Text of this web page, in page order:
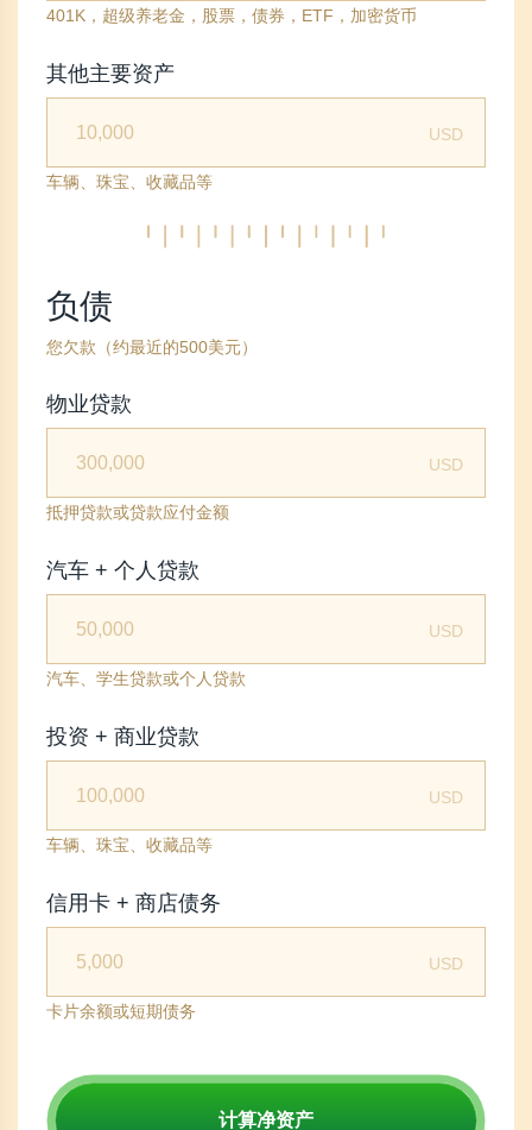
401K，超级养老金，股票，债券，ETF，加密货币
其他主要资产
USD
车辆、珠宝、收藏品等
负债
您欠款（约最近的500美元）
物业贷款
USD
抵押贷款或贷款应付金额
汽车 + 个人贷款
USD
汽车、学生贷款或个人贷款
投资 + 商业贷款
USD
车辆、珠宝、收藏品等
信用卡 + 商店债务
USD
卡片余额或短期债务
计算净资产